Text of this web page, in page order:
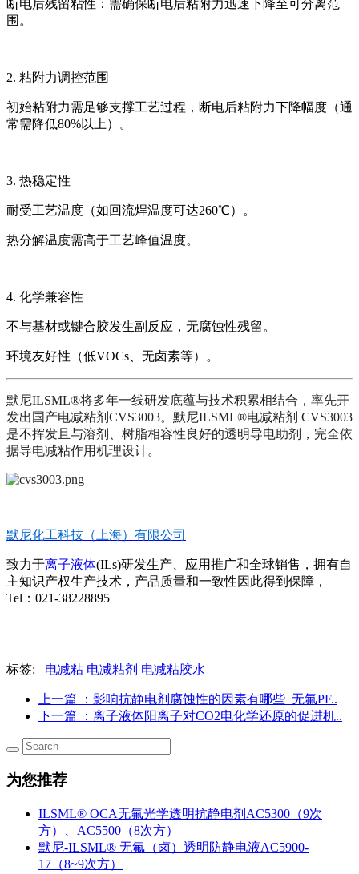
断电后残留粘性：需确保断电后粘附力迅速下降至可分离范
围。
2. 粘附力调控范围
初始粘附力需足够支撑工艺过程，断电后粘附力下降幅度（通
常需降低80%以上）。
3. 热稳定性
耐受工艺温度（如回流焊温度可达260℃）。
热分解温度需高于工艺峰值温度。
4. 化学兼容性
不与基材或键合胶发生副反应，无腐蚀性残留。
环境友好性（低VOCs、无卤素等）。
默尼ILSML®将多年一线研发底蕴与技术积累相结合，率先开
发出国产电减粘剂CVS3003。 默尼ILSML®电减粘剂 CVS3003
是不挥发且与溶剂、树脂相容性良好的透明导电助剂，完全依
据导电减粘作用机理设计。
默尼化工科技（上海）有限公司
致力于离子液体(ILs)研发生产、应用推广和全球销售，拥有自
主知识产权生产技术，产品质量和一致性因此得到保障，
Tel：021-38228895
标签: 电减粘 电减粘剂 电减粘胶水
上一篇
：影响抗静电剂腐蚀性的因素有哪些_无氟PF..
下一篇
：离子液体阳离子对CO2电化学还原的促进机..
为您推荐
ILSML® OCA无氟光学透明抗静电剂AC5300（9次
方）、AC5500（8次方）
默尼-ILSML® 无氟（卤）透明防静电液AC5900-
17（8~9次方）